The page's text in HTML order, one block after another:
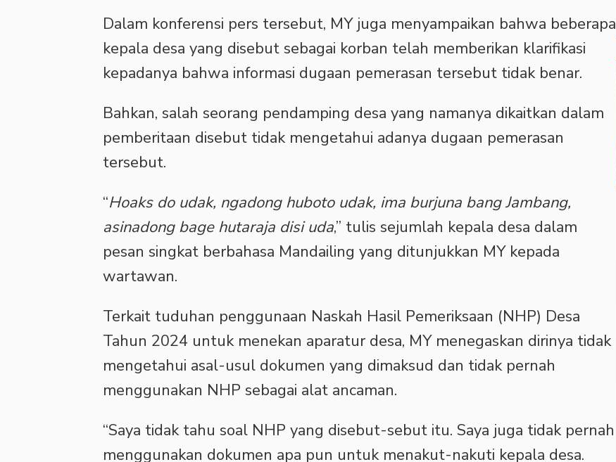
Dalam konferensi pers tersebut, MY juga menyampaikan bahwa beberapa
kepala desa yang disebut sebagai korban telah memberikan klarifikasi
kepadanya bahwa informasi dugaan pemerasan tersebut tidak benar.
Bahkan, salah seorang pendamping desa yang namanya dikaitkan dalam
pemberitaan disebut tidak mengetahui adanya dugaan pemerasan
tersebut.
“Hoaks do udak, ngadong huboto udak, ima burjuna bang Jambang,
asinadong bage hutaraja disi uda,” tulis sejumlah kepala desa dalam
pesan singkat berbahasa Mandailing yang ditunjukkan MY kepada
wartawan.
Terkait tuduhan penggunaan Naskah Hasil Pemeriksaan (NHP) Desa
Tahun 2024 untuk menekan aparatur desa, MY menegaskan dirinya tidak
mengetahui asal-usul dokumen yang dimaksud dan tidak pernah
menggunakan NHP sebagai alat ancaman.
“Saya tidak tahu soal NHP yang disebut-sebut itu. Saya juga tidak pernah
menggunakan dokumen apa pun untuk menakut-nakuti kepala desa.